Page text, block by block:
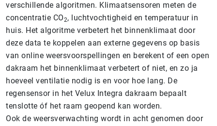
verschillende algoritmen. Klimaatsensoren meten de
concentratie CO2, luchtvochtigheid en temperatuur in
huis. Het algoritme verbetert het binnenklimaat door
deze data te koppelen aan externe gegevens op basis
van online weersvoorspellingen en berekent of een open
dakraam het binnenklimaat verbetert of niet, en zo ja
hoeveel ventilatie nodig is en voor hoe lang. De
regensensor in het Velux Integra dakraam bepaalt
tenslotte óf het raam geopend kan worden.
Ook de weersverwachting wordt in acht genomen door